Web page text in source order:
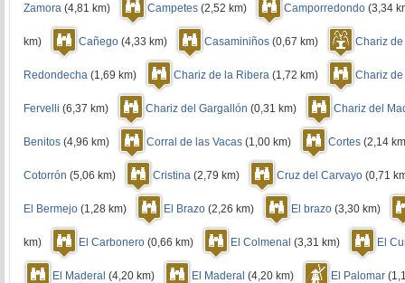
Zamora (4,81 km) Campetes (2,52 km) Camporredondo (3,34
km) Cañego (4,33 km) Casaminiños (0,67 km) Chariz
Redondecha (1,69 km) Chariz de la Ribera (1,72 km) Chariz
Fervelli (6,37 km) Chariz del Gargallón (0,31 km) Chariz del
Benitos (4,96 km) Corral de las Vacas (1,00 km) Cortes (2,14
Cotorrón (5,06 km) Cristina (2,79 km) Cruz del Carvayo (0,71
El Bermejo (1,28 km) El Brazo (2,26 km) El brazo (3,30 km)
km) El Carbonero (0,66 km) El Colmenal (3,31 km) El
El Maderal (4,20 km) El Maderal (4,20 km) El Palomar